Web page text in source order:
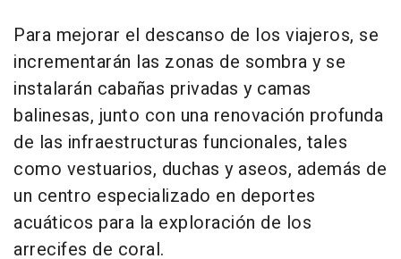
Para mejorar el descanso de los viajeros, se
incrementarán las zonas de sombra y se
instalarán cabañas privadas y camas
balinesas, junto con una renovación profunda
de las infraestructuras funcionales, tales
como vestuarios, duchas y aseos, además de
un centro especializado en deportes
acuáticos para la exploración de los
arrecifes de coral.